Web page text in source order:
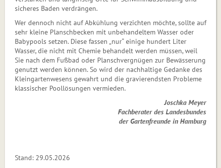
sicheres Baden verdrängen.
Wer dennoch nicht auf Abkühlung verzichten möchte, sollte auf
sehr kleine Planschbecken mit unbehandeltem Wasser oder
Babypools setzen. Diese fassen „nur“ einige hundert Liter
Wasser, die nicht mit Chemie behandelt werden müssen, weil
Sie nach dem Fußbad oder Planschvergnügen zur Bewässerung
genutzt werden können. So wird der nachhaltige Gedanke des
Kleingartenwesens gewahrt und die gravierendsten Probleme
klassischer Poollösungen vermieden.
Joschka Meyer
Fachberater des Landesbundes
der Gartenfreunde in Hamburg
Stand: 29.05.2026